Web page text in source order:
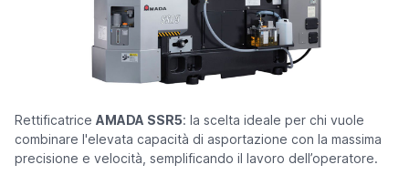
Rettificatrice AMADA SSR5: la scelta ideale per chi vuole
combinare l'elevata capacità di asportazione con la massima
precisione e velocità, semplificando il lavoro dell’operatore.